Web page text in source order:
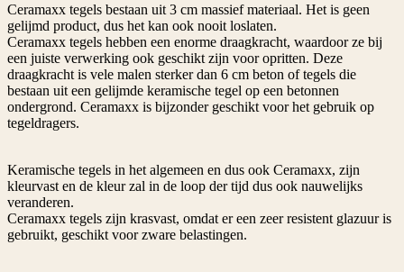
Ceramaxx tegels bestaan uit 3 cm massief materiaal. Het is geen
gelijmd product, dus het kan ook nooit loslaten.
Ceramaxx tegels hebben een enorme draagkracht, waardoor ze bij
een juiste verwerking ook geschikt zijn voor opritten. Deze
draagkracht is vele malen sterker dan 6 cm beton of tegels die
bestaan uit een gelijmde keramische tegel op een betonnen
ondergrond. Ceramaxx is bijzonder geschikt voor het gebruik op
tegeldragers.
Keramische tegels in het algemeen en dus ook Ceramaxx, zijn
kleurvast en de kleur zal in de loop der tijd dus ook nauwelijks
veranderen.
Ceramaxx tegels zijn krasvast, omdat er een zeer resistent glazuur is
gebruikt, geschikt voor zware belastingen.